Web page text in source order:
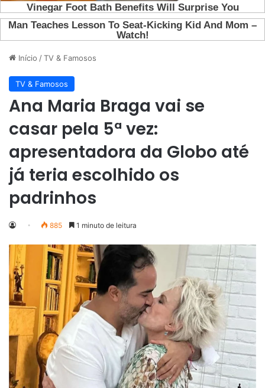
Início /TV & Famosos
TV & Famosos
Ana Maria Braga vai se
casar pela 5ª vez:
apresentadora da Globo até
já teria escolhido os
padrinhos
885 1 minuto de leitura